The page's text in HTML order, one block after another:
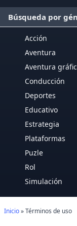
Búsqueda por
Acción
Aventura
Aventura
Conducción
Deportes
Educativo
Estrategia
Plataformas
Puzle
Rol
Simulación
Inicio» Términos de uso